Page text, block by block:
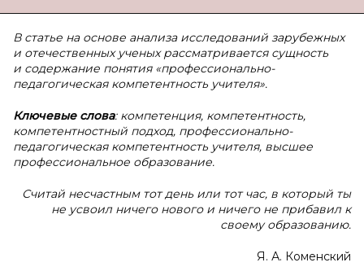
В статье на основе анализа исследований зарубежных
и отечественных ученых рассматривается сущность
и содержание понятия «профессионально-
педагогическая компетентность учителя».
Ключевые слова: компетенция, компетентность,
компетентностный подход, профессионально-
педагогическая компетентность учителя, высшее
профессиональное образование.
Считай несчастным тот день или тот час, в который ты
не усвоил ничего нового и ничего не прибавил к
своему образованию.
Я. А. Коменский